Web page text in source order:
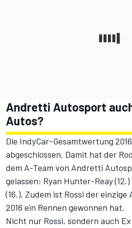
Andretti Autosport
Autos?
Die IndyCar-Gesamtwertung
abgeschlossen. Damit hat der
dem A-Team von Andretti
gelassen: Ryan Hunter-Reay
(16.). Zudem ist Rossi der
2016 ein Rennen gewonnen hat.
Nicht nur Rossi, sondern auch